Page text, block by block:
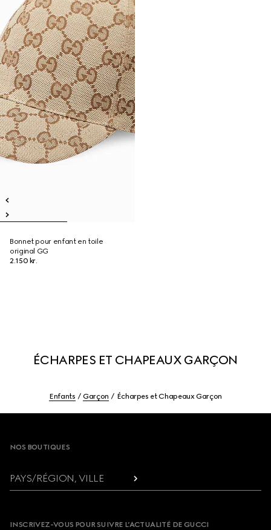
Bonnet pour enfant en toile
original GG
2.150 kr.
ÉCHARPES ET CHAPEAUX GARÇON
Enfants Garçon Écharpes et Chapeaux Garçon
NOS BOUTIQUES
PAYS/RÉGION, VILLE
INSCRIVEZ-VOUS POUR SUIVRE L’ACTUALITÉ DE GUCCI